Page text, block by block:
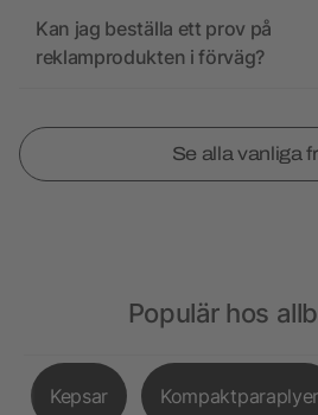
Kan jag beställa ett prov på
reklamprodukten i förväg?
Se alla vanliga
Populär hos
Kepsar Kompaktparaplyer